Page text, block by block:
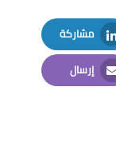
مشاركة
LinkedIn
إرسال
Email